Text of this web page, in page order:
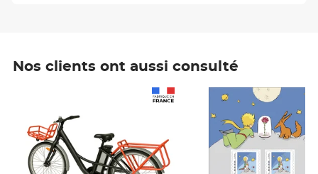
Nos clients ont aussi consulté
Prix 7,50€